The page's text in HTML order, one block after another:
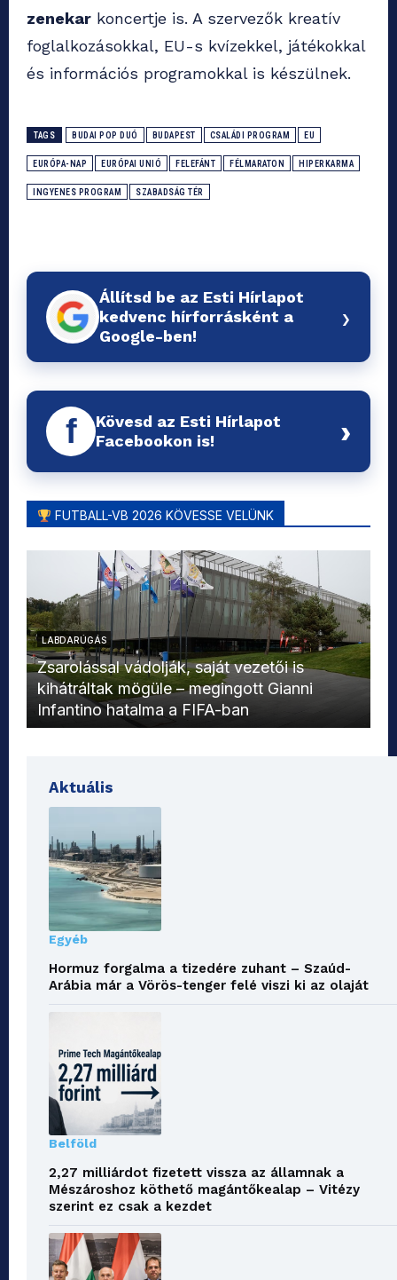
zenekar koncertje is. A szervezők kreatív
foglalkozásokkal, EU-s kvízekkel, játékokkal
és információs programokkal is készülnek.
TAGS BUDAI POP DUÓ BUDAPEST CSALÁDI PROGRAM EU
EURÓPA-NAP EURÓPAI UNIÓ FELEFÁNT FÉLMARATON HIPERKARMA
INGYENES PROGRAM SZABADSÁG TÉR
Állítsd be az Esti Hírlapot
kedvenc hírforrásként a
Google-ben!
›
f
Kövesd az Esti Hírlapot
Facebookon is!
›
FUTBALL-VB 2026 KÖVESSE VELÜNK
LABDARÚGÁS
Zsarolással vádolják, saját vezetői is
kihátráltak mögüle – megingott Gianni
Infantino hatalma a FIFA-ban
Aktuális
Egyéb
Hormuz forgalma a tizedére zuhant – Szaúd-
Arábia már a Vörös-tenger felé viszi ki az olaját
Belföld
2,27 milliárdot fizetett vissza az államnak a
Mészároshoz köthető magántőkealap – Vitézy
szerint ez csak a kezdet